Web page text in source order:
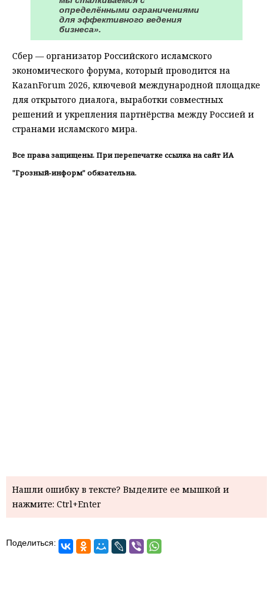
определёнными ограничениями
для эффективного ведения
бизнеса».
Сбер — организатор Российского исламского
экономического форума, который проводится на
KazanForum 2026, ключевой международной площадке
для открытого диалога, выработки совместных
решений и укрепления партнёрства между Россией и
странами исламского мира.
Все права защищены. При перепечатке ссылка на сайт ИА
"Грозный-информ" обязательна.
Нашли ошибку в тексте? Выделите ее мышкой и
нажмите: Ctrl+Enter
Поделиться: